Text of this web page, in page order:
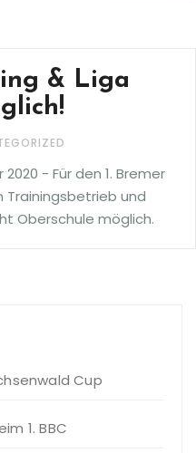
& Liga
- Für den 1. Bremer
Trainingsbetrieb und
Oberschule möglich.
Cup
1. BBC